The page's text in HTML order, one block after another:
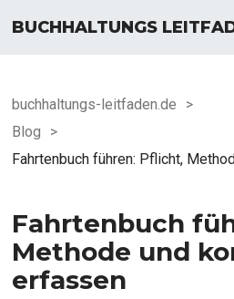
BUCHHALTUNGS
buchhaltungs-leitfaden.de
>
Blog
>
Fahrtenbuch führen: Pflicht,
Fahrtenbuch
Methode und
erfassen